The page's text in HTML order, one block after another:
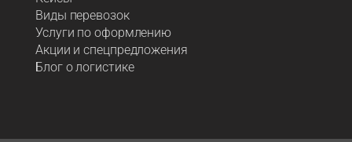
Виды перевозок
Услуги по оформлению
Акции и спецпредложения
Блог о логистике